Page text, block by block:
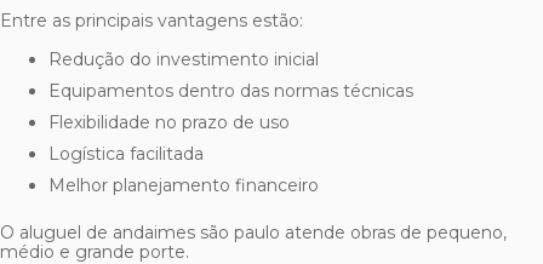
Entre as principais vantagens estão:
Redução do investimento inicial
Equipamentos dentro das normas técnicas
Flexibilidade no prazo de uso
Logística facilitada
Melhor planejamento financeiro
O aluguel de andaimes são paulo atende obras de pequeno,
médio e grande porte.